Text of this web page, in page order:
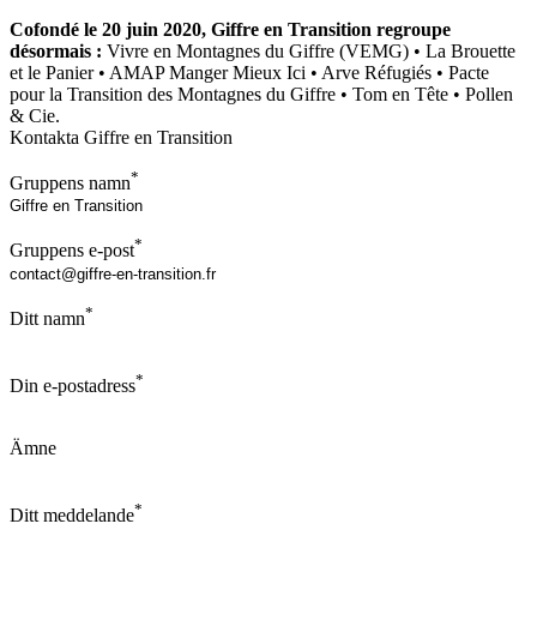
Cofondé le 20 juin 2020, Giffre en Transition regroupe
désormais : Vivre en Montagnes du Giffre (VEMG) • La Brouette
et le Panier • AMAP Manger Mieux Ici • Arve Réfugiés • Pacte
pour la Transition des Montagnes du Giffre • Tom en Tête • Pollen
& Cie.
Kontakta Giffre en Transition
Gruppens namn*
Gruppens e-post*
Ditt namn*
Din e-postadress*
Ämne
Ditt meddelande*